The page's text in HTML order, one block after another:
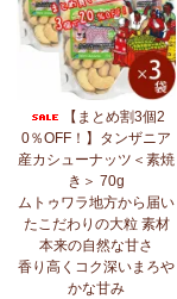
【まとめ割3個2
0％OFF！】タンザニア
産カシューナッツ＜素焼
き＞ 70g
ムトゥワラ地方から届い
たこだわりの大粒 素材
本来の自然な甘さ
香り高くコク深いまろや
かな甘み